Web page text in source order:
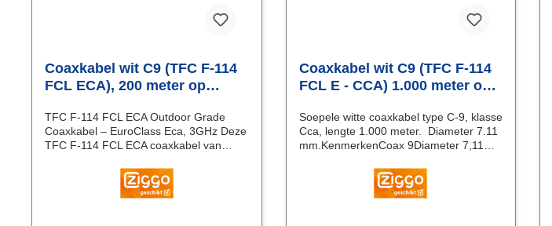
Coaxkabel wit C9 (TFC F-114
FCL ECA), 200 meter op
TFC F-114 FCL ECA Outdoor Grade
Coaxkabel – EuroClass Eca, 3GHz Deze
TFC F-114 FCL ECA coaxkabel van
professionele toepassingen waar
signaalkwaliteit, duurzaamheid én
betrouwbaarheid essentieel zijn. Deze
Coaxkabel wit C9 (TFC F-114
FCL E - CCA) 1.000 meter op
Soepele witte coaxkabel type C-9, klasse
Cca, lengte 1.000 meter. Diameter 7.11
mm.KenmerkenCoax 9Diameter 7,11
Regulation): klasse Cca S1 A D0 A1FR-
LSZH (Flame Retardant, Low-Smoke-
Zero-Halogen)Afscherming: klasse